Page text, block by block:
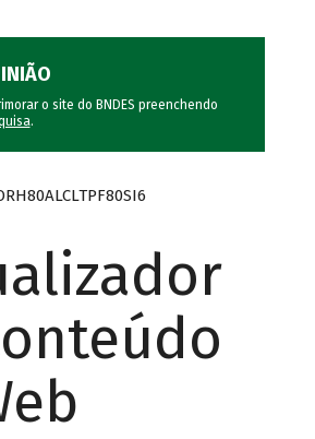
o site do BNDES preenchendo
.